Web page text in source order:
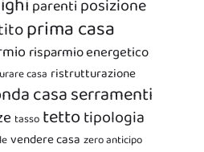
parentiposizione
prima casa
risparmio energetico
casa ristrutturazione
casaserramenti
tasso tettotipologia
vendere casa zero anticipo